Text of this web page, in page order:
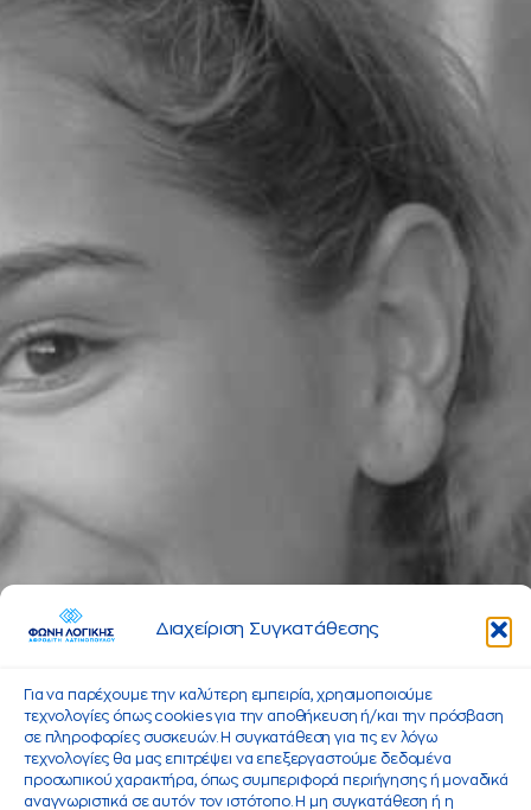
Διαχείριση Συγκατάθεσης
Για να παρέχουμε την καλύτερη εμπειρία, χρησιμοποιούμε
τεχνολογίες όπως cookies για την αποθήκευση ή/και την πρόσβαση
σε πληροφορίες συσκευών. Η συγκατάθεση για τις εν λόγω
τεχνολογίες θα μας επιτρέψει να επεξεργαστούμε δεδομένα
προσωπικού χαρακτήρα, όπως συμπεριφορά περιήγησης ή μοναδικά
αναγνωριστικά σε αυτόν τον ιστότοπο. Η μη συγκατάθεση ή η